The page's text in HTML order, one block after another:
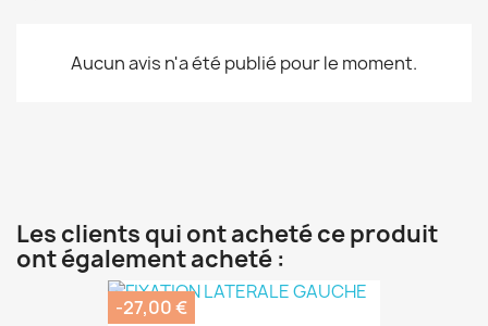
Aucun avis n'a été publié pour le moment.
Les clients qui ont acheté ce produit
ont également acheté :
-27,00 €